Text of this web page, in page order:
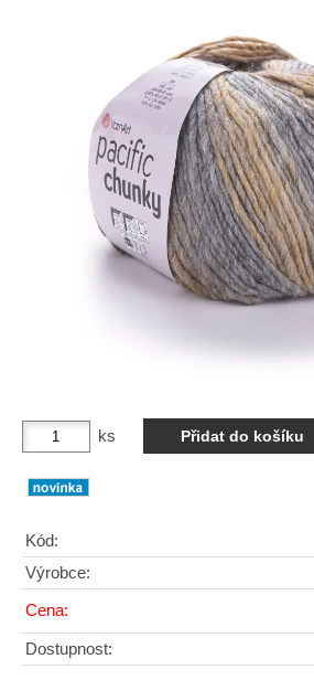
ks
Kód:
Výrobce:
Cena:
Dostupnost: